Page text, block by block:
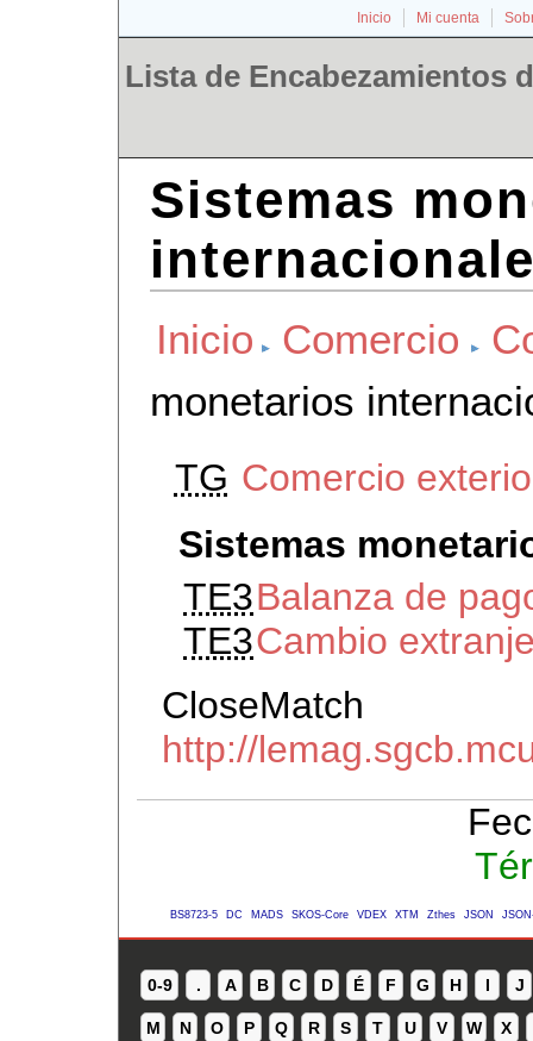
Inicio Mi cuenta
Lista de Encabezamientos
Sistemas
Inicio Comercio
monetarios
TG Comercio
Sistemas
TE3Balanza de
TE3Cambio
CloseMatch
http://
BS8723-5 DC MADS SKOS-Core VDEX XTM Zthes JSON
0-9 . A B C D É F G H I J
M N O P Q R S T U V W X